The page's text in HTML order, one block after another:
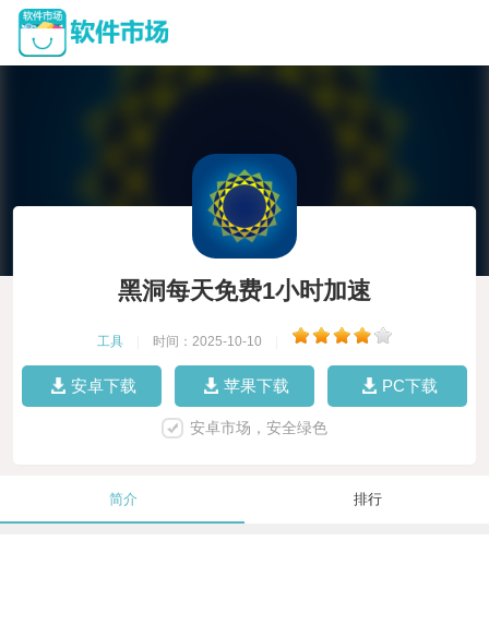
黑洞每天免费1小时加速
工具 时间：2025-10-10
安卓下载 苹果下载 PC下载
安卓市场，安全绿色
简介 排行